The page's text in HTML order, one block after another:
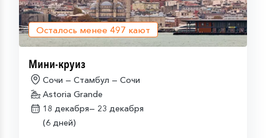
Осталось менее 497 кают
Мини-круиз
Сочи — Стамбул — Сочи
Astoria Grande
18 декабря— 23 декабря
(6 дней)